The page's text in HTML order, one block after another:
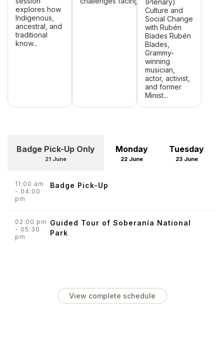
explores how
Indigenous,
ancestral, and
traditional
know...
(Plenary)
Culture and
Social Change
with Rubén
Blades Rubén
Blades,
Grammy-
winning
musician,
actor, activist,
and former
Minist...
Badge Pick-Up Only
21 June
Monday
22 June
Tuesday
23 June
11:00 am
- 04:00
pm
Badge Pick-Up
02:00 pm
- 05:30
pm
Guided Tour of Soberanía National
Park
View complete schedule